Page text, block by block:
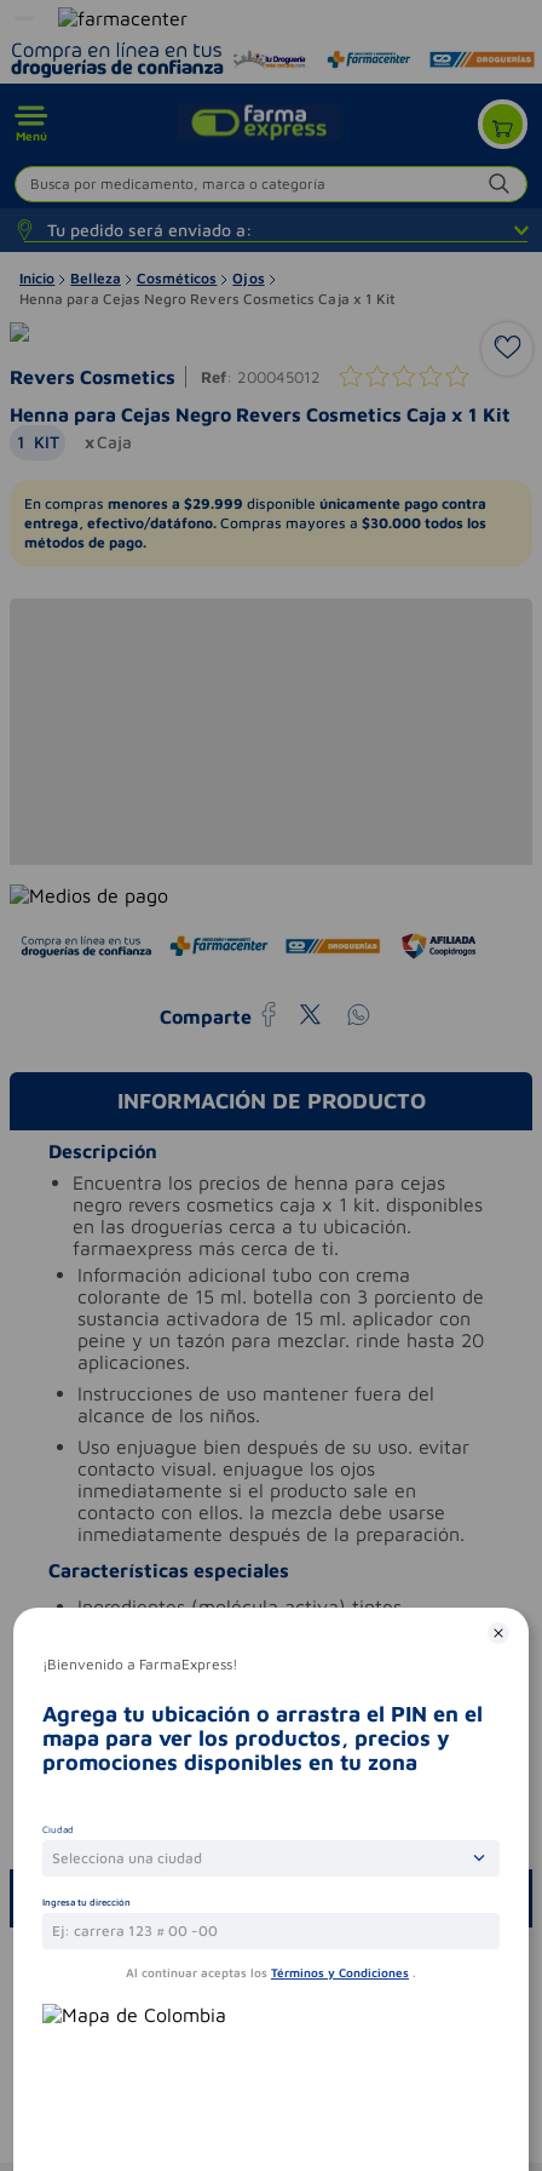
Menú
Busca por medicamento, marca o categoría
Tu pedido será enviado a:
Inicio Belleza Cosméticos
Ojos
Henna para Cejas Negro Revers Cosmetics Caja x 1 Kit
Revers Cosmetics Ref: 200045012
Henna para Cejas Negro Revers Cosmetics Caja x 1 Kit
1 KIT Caja
En compras menores a $29.999 disponible únicamente pago contra
entrega, efectivo/datáfono. Compras mayores a $30.000 todos los
métodos de pago.
Comparte
INFORMACIÓN DE PRODUCTO
Descripción
encuentra los precios de henna para cejas
negro revers cosmetics caja x 1 kit. disponibles
en las droguerías cerca a tu ubicación.
farmaexpress más cerca de ti.
información adicional tubo con crema
colorante de 15 ml. botella con 3 porciento de
sustancia activadora de 15 ml. aplicador con
peine y un tazón para mezclar. rinde hasta 20
aplicaciones.
instrucciones de uso mantener fuera del
alcance de los niños.
uso enjuague bien después de su uso. evitar
contacto visual. enjuague los ojos
inmediatamente si el producto sale en
contacto con ellos. la mezcla debe usarse
inmediatamente después de la preparación.
Características especiales
ingredientes (molécula activa) tintes
Aviso legal
contraindicaciones realizar una prueba de
alergia cutánea- 48 horas antes de cada uso
del producto-es obligatorio. el producto debe
usarse de acuerdo con las pautas
Sin comentarios.
¡Bienvenido a FarmaExpress!
Agrega tu ubicación o arrastra el PIN en el
mapa para ver los productos, precios y
promociones disponibles en tu zona
Ciudad
Selecciona una ciudad
Ingresa tu dirección
Al continuar aceptas los Términos y Condiciones .